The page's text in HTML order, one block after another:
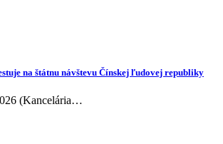
na štátnu návštevu Čínskej ľudovej republiky
(Kancelária…